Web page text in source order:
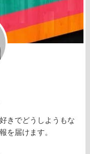
きでどうしようもな
を届けます。